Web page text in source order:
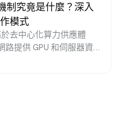
究竟是什麼？深入
模式
去中心化算力供應體
提供 GPU 和伺服器資
發者提交 GPU 需求